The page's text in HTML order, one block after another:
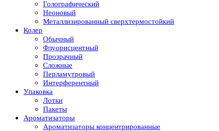
Голографический
Неоновый
Металлизированный сверхтермостойкий
Колер
Обычный
Флуорисцентный
Прозрачный
Сложные
Перламутровый
Интерферентный
Упаковка
Лотки
Пакеты
Ароматизаторы
Ароматизаторы концентрированные